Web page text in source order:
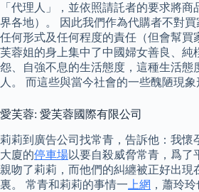
「代理人」，並依照請託者的要求將
界各地）。 因此我們作為代購者不對
任何形式及任何程度的責任（但會幫買
芙蓉姐的身上集中了中國婦女善良、純
怨、自強不息的生活態度，這種生活態
人。 而這些與當今社會的一些醜陋現象
愛芙蓉: 愛芙蓉國際有限公司
莉莉到廣告公司找常青，告訴他：我懷
大廈的停車場以要自殺威脅常青，爲
親吻了莉莉，而他們的糾纏被正好出現
裏。 常青和莉莉的事情一 上網 ，蕭玲玲